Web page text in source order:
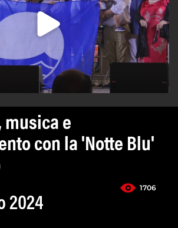
musica e
con la 'Notte Blu'
1706
2024